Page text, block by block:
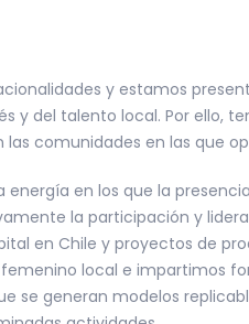
y estamos
del talento local. Por ello,
comunidades en las que
en los que la
la participación y
en Chile y proyectos de
local e impartimos
se generan modelos